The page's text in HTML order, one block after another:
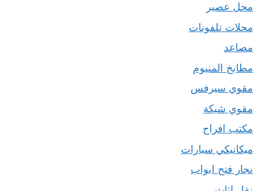
محل عصير
محلات تلفونات
مصاعد
مطابخ المنيوم
مقوي سيرفس
مقوي شبكة
مكتب افراح
ميكانيكي سيارات
نجار فتح ابواب